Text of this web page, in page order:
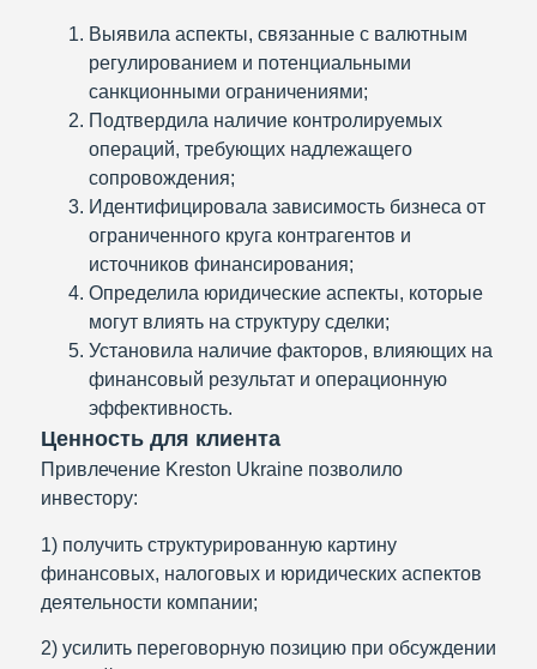
Выявила аспекты, связанные с валютным
регулированием и потенциальными
санкционными ограничениями;
Подтвердила наличие контролируемых
операций, требующих надлежащего
сопровождения;
Идентифицировала зависимость бизнеса от
ограниченного круга контрагентов и
источников финансирования;
Определила юридические аспекты, которые
могут влиять на структуру сделки;
Установила наличие факторов, влияющих на
финансовый результат и операционную
эффективность.
Ценность для клиента
Привлечение Kreston Ukraine позволило
инвестору:
1) получить структурированную картину
финансовых, налоговых и юридических аспектов
деятельности компании;
2) усилить переговорную позицию при обсуждении